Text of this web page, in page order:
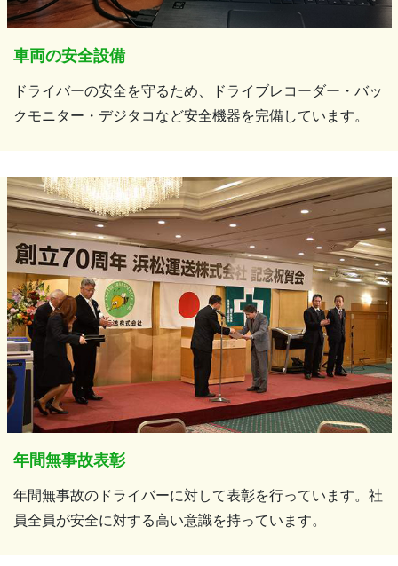
車両の安全設備
ドライバーの安全を守るため、ドライブレコーダー・バッ
クモニター・デジタコなど安全機器を完備しています。
年間無事故表彰
年間無事故のドライバーに対して表彰を行っています。社
員全員が安全に対する高い意識を持っています。